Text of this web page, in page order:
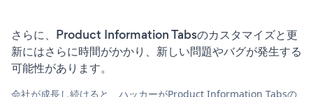
さらに、Product Information Tabsのカスタマイズと更
新にはさらに時間がかかり、新しい問題やバグが発生する
可能性があります。
会社が成長し続けると、ハッカーがProduct Information Tabsの